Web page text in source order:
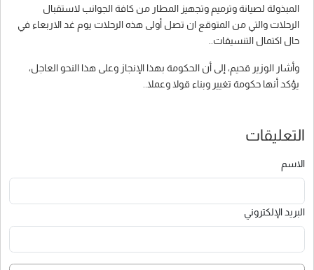
المبذولة لصيانة وترميم وتجهيز المطار من كافة الجوانب لاستقبال
الرحلات والتي من المتوقع ان تصل أولى هذه الرحلات يوم غد الاربعاء في
حال اكتمال التنسيقات..
وأشار الوزير قحيم، إلى أن الحكومة بهذا الإنجاز وعلى هذا النحو العاجل،
يؤكد أنها حكومة تغيير وبناء قولا وعملا..
التعليقات
الاسم
البريد الإلكتروني